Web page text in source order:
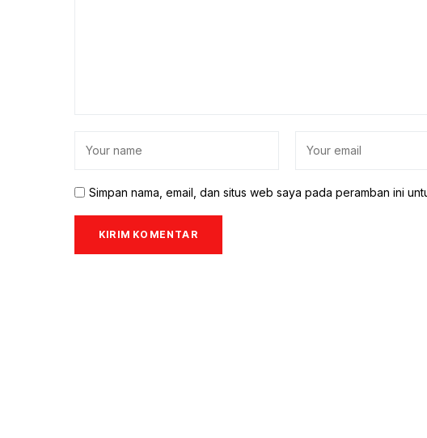
Simpan nama, email, dan situs web saya pada peramban ini